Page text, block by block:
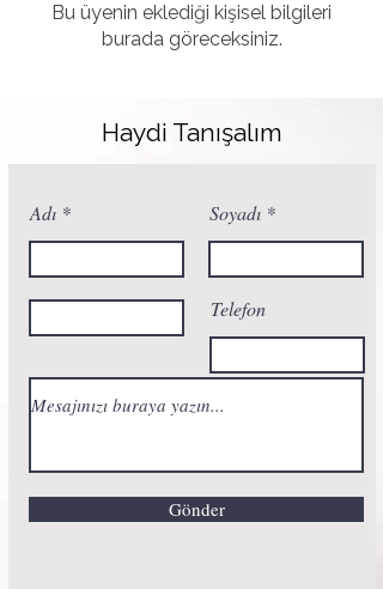
Bu üyenin eklediği kişisel bilgileri
burada göreceksiniz.
Haydi Tanışalım
Adı Soyadı
Telefon
Gönder